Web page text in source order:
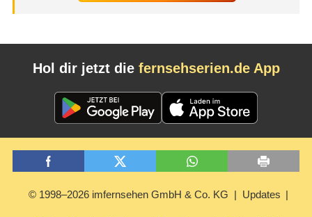
Hol dir jetzt die fernsehserien.de App
© 1998–2026 imfernsehen GmbH & Co. KG Updates